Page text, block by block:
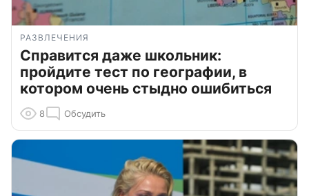
РАЗВЛЕЧЕНИЯ
Справится даже школьник:
пройдите тест по географии, в
котором очень стыдно ошибиться
8 Обсудить